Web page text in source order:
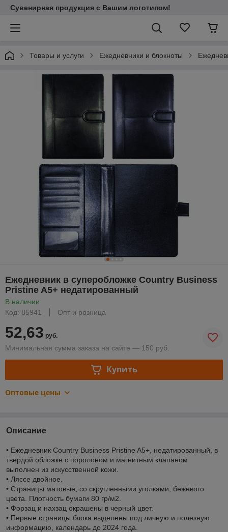
Сувенирная продукция с Вашим логотипом!
Товары и услуги Ежедневники и блокноты
Ежедневник в суперобложке Country Business
Pristine A5+ недатированный
В наличии
Код: 85941
Опт и розница
52,63 руб.
Минимальная сумма заказа на сайте — 150 руб.
Купить
Оптовые цены
Описание
• Ежедневник Country Business Pristine A5+, недатированный, в
твердой обложке с поролоном и магнитным клапаном
выполнен из искусственной кожи.
• Ляссе двойное.
• Страницы матовые, со скругленными уголками, бежевого
цвета. Плотность бумаги 80 гр/м2.
• Форзац и нахзац окрашены в черный цвет.
• Первые страницы блока выделены под личную и полезную
информацию, календарь до 2024 года.